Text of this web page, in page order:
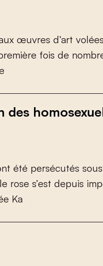
ux œuvres d’art volées
remière fois de nombr
nt été persécutés sous
le rose s’est depuis imp
e Ka